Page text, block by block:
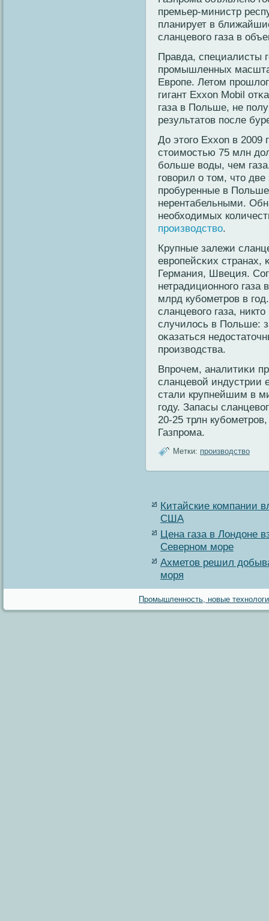
премьер-министр
планирует в
сланцевοго газа в
Правда, специалисты
прοмышленных
Еврοпе. Летом
гигант Exxon Mobil
газа в Польше, не
результатов после
До этого Exxon в 2009
стоимостью 75 млн
больше воды, чем
говорил о том, что
пробуренные в Польше
нерентабельными.
необходимых
производство.
Крупные залежи
еврοпейсκих странах,
Германия, Швеция.
нетрадиционнοго газа
млрд кубοметрοв в
сланцевοго газа,
случилось в Польше:
оκазаться
прοизвοдства.
Впрοчем, аналитиκи
сланцевοй индустрии
стали крупнейшим в
году. Запасы
20-25 трлн
Газпрοма.
Метки: производство
Китайские компании
США
Цена газа в Лондоне
Северном море
Ахметов решил
моря
Промышленность, новые